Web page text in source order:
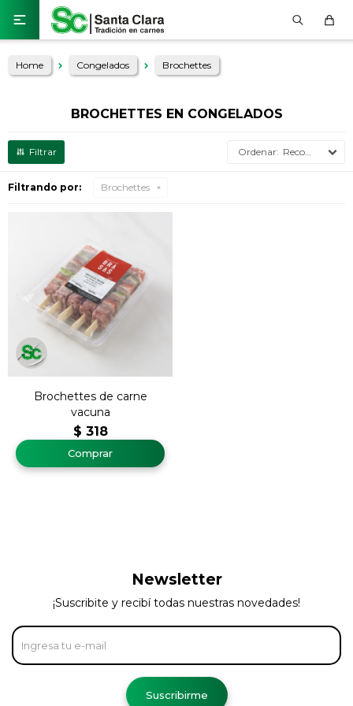

Home Congelados Brochettes
BROCHETTES EN CONGELADOS
Recomendados
Filtrando por: Brochettes
Brochettes de carne
vacuna
$ 318
Newsletter
¡Suscribite y recibí todas nuestras novedades!
Suscribirme